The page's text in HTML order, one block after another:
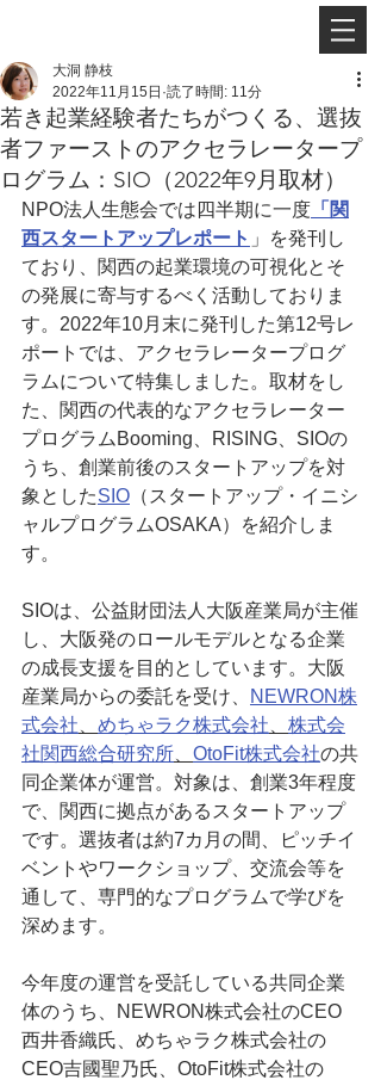
若き起業経験者たちがつくる、選抜
者ファーストのアクセラレータープ
ログラム：SIO（2022年9月取材）
大洞 静枝
2022年11月15日 読了時間: 11分
NPO法人生態会では四半期に一度 「関
西スタートアップレポート 」を発刊し
ており、関西の起業環境の可視化とそ
の発展に寄与するべく活動しておりま
す。2022年10月末に発刊した第12号レ
ポートでは、アクセラレータープログ
ラムについて特集しました。取材をし
た、関西の代表的なアクセラレーター
プログラムBooming、RISING、SIOの
うち、創業前後のスタートアップを対
象としたSIO （スタートアップ・イニシ
ャルプログラムOSAKA）を紹介しま
す。
SIOは、公益財団法人大阪産業局が主催
し、大阪発のロールモデルとなる企業
の成長支援を目的としています。大阪
産業局からの委託を受け、
NEWRON株
式会社
めちゃラク株式会社
株式会
社関西総合研究所
OtoFit株式会社の共
同企業体が運営。対象は、創業3年程度
で、関西に拠点があるスタートアップ
です。選抜者は約7カ月の間、ピッチイ
ベントやワークショップ、交流会等を
通して、専門的なプログラムで学びを
深めます。
今年度の運営を受託している共同企業
体のうち、NEWRON株式会社のCEO
西井香織氏、めちゃラク株式会社の
CEO吉國聖乃氏、OtoFit株式会社の